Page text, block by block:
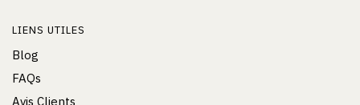
LIENS UTILES
Blog
FAQs
Avis Clients